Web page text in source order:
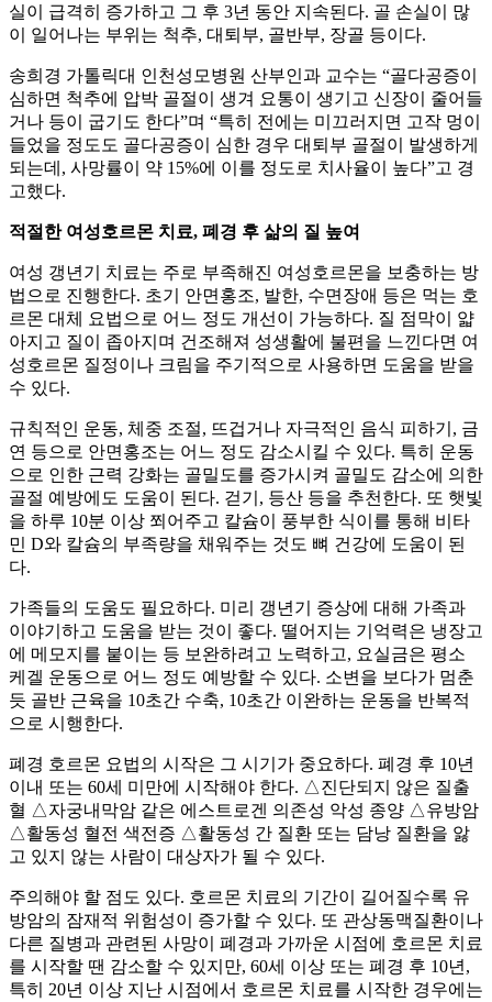
실이 급격히 증가하고 그 후 3년 동안 지속된다. 골 손실이 많
이 일어나는 부위는 척추, 대퇴부, 골반부, 장골 등이다.
송희경 가톨릭대 인천성모병원 산부인과 교수는 “골다공증이
심하면 척추에 압박 골절이 생겨 요통이 생기고 신장이 줄어들
거나 등이 굽기도 한다”며 “특히 전에는 미끄러지면 고작 멍이
들었을 정도도 골다공증이 심한 경우 대퇴부 골절이 발생하게
되는데, 사망률이 약 15%에 이를 정도로 치사율이 높다”고 경
고했다.
적절한 여성호르몬 치료, 폐경 후 삶의 질 높여
여성 갱년기 치료는 주로 부족해진 여성호르몬을 보충하는 방
법으로 진행한다. 초기 안면홍조, 발한, 수면장애 등은 먹는 호
르몬 대체 요법으로 어느 정도 개선이 가능하다. 질 점막이 얇
아지고 질이 좁아지며 건조해져 성생활에 불편을 느낀다면 여
성호르몬 질정이나 크림을 주기적으로 사용하면 도움을 받을
수 있다.
규칙적인 운동, 체중 조절, 뜨겁거나 자극적인 음식 피하기, 금
연 등으로 안면홍조는 어느 정도 감소시킬 수 있다. 특히 운동
으로 인한 근력 강화는 골밀도를 증가시켜 골밀도 감소에 의한
골절 예방에도 도움이 된다. 걷기, 등산 등을 추천한다. 또 햇빛
을 하루 10분 이상 쬐어주고 칼슘이 풍부한 식이를 통해 비타
민 D와 칼슘의 부족량을 채워주는 것도 뼈 건강에 도움이 된
다.
가족들의 도움도 필요하다. 미리 갱년기 증상에 대해 가족과
이야기하고 도움을 받는 것이 좋다. 떨어지는 기억력은 냉장고
에 메모지를 붙이는 등 보완하려고 노력하고, 요실금은 평소
케겔 운동으로 어느 정도 예방할 수 있다. 소변을 보다가 멈춘
듯 골반 근육을 10초간 수축, 10초간 이완하는 운동을 반복적
으로 시행한다.
폐경 호르몬 요법의 시작은 그 시기가 중요하다. 폐경 후 10년
이내 또는 60세 미만에 시작해야 한다. △진단되지 않은 질출
혈 △자궁내막암 같은 에스트로겐 의존성 악성 종양 △유방암
△활동성 혈전 색전증 △활동성 간 질환 또는 담낭 질환을 앓
고 있지 않는 사람이 대상자가 될 수 있다.
주의해야 할 점도 있다. 호르몬 치료의 기간이 길어질수록 유
방암의 잠재적 위험성이 증가할 수 있다. 또 관상동맥질환이나
다른 질병과 관련된 사망이 폐경과 가까운 시점에 호르몬 치료
를 시작할 땐 감소할 수 있지만, 60세 이상 또는 폐경 후 10년,
특히 20년 이상 지난 시점에서 호르몬 치료를 시작한 경우에는